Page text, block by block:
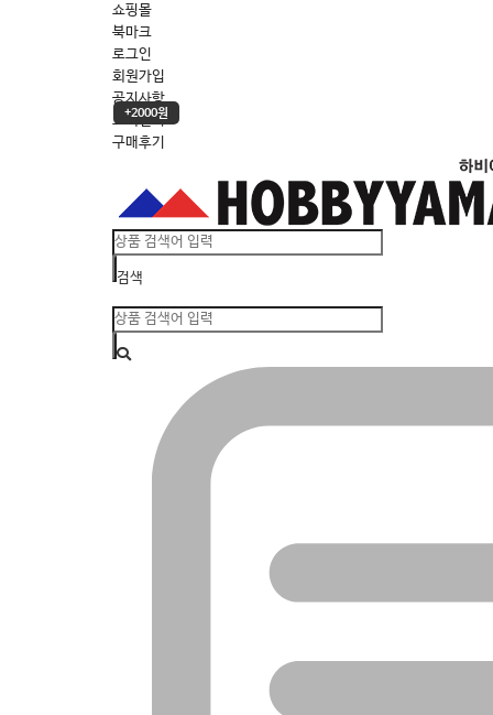
쇼핑몰
북마크
로그인
회원가입
+2000원
공지사항
고객센터
구매후기
검색